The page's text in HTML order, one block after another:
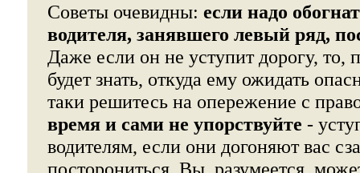
Советы очевидны: если надо
водителя, занявшего левый ряд,
Даже если он не уступит дорогу, то,
будет знать, откуда ему ожидать
таки решитесь на опережение с
время и сами не упорствуйте -
водителям, если они догоняют вас